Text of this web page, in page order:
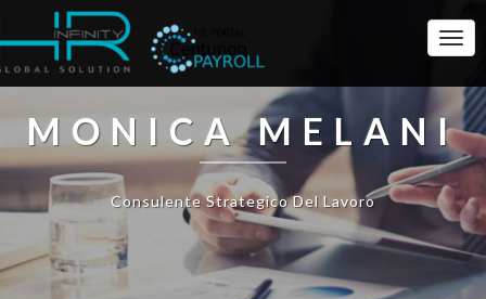
MONICA MELANI
Consulente Strategico Del Lavoro